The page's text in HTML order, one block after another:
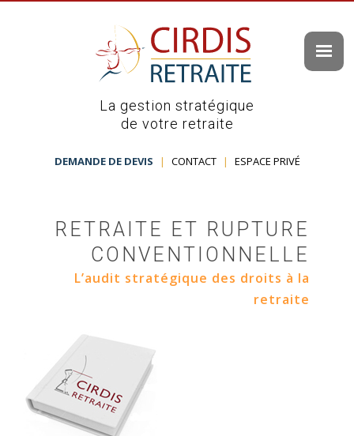
La gestion stratégique
de votre retraite
DEMANDE DE DEVIS | CONTACT | ESPACE PRIVÉ
RETRAITE ET RUPTURE
CONVENTIONNELLE
L’audit stratégique des droits à la
retraite